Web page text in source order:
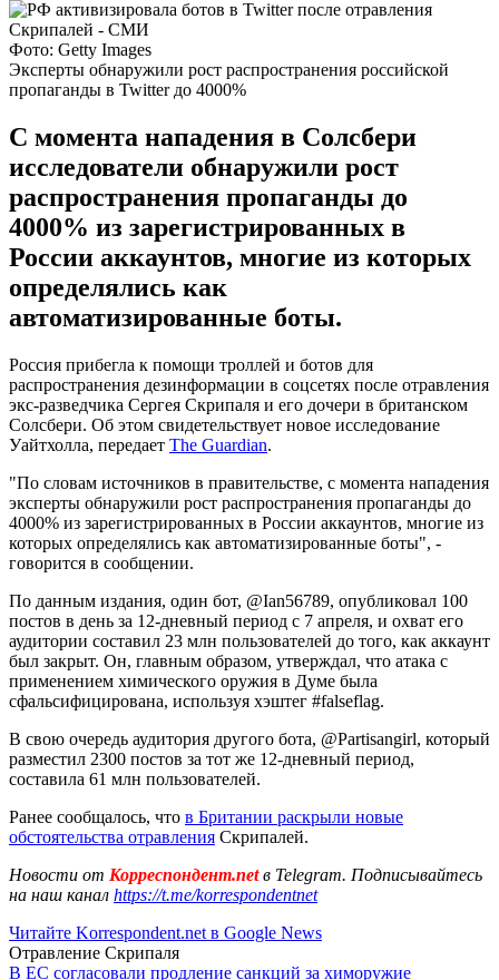
Фото: Getty Images
Эксперты обнаружили рост распространения российской
пропаганды в Twitter до 4000%
С момента нападения в Солсбери
исследователи обнаружили рост
распространения пропаганды до
4000% из зарегистрированных в
России аккаунтов, многие из которых
определялись как
автоматизированные боты.
Россия прибегла к помощи троллей и ботов для
распространения дезинформации в соцсетях после отравления
экс-разведчика Сергея Скрипаля и его дочери в британском
Солсбери. Об этом свидетельствует новое исследование
Уайтхолла, передает The Guardian.
"По словам источников в правительстве, с момента нападения
эксперты обнаружили рост распространения пропаганды до
4000% из зарегистрированных в России аккаунтов, многие из
которых определялись как автоматизированные боты", -
говорится в сообщении.
По данным издания, один бот, @Ian56789, опубликовал 100
постов в день за 12-дневный период с 7 апреля, и охват его
аудитории составил 23 млн пользователей до того, как аккаунт
был закрыт. Он, главным образом, утверждал, что атака с
применением химического оружия в Думе была
сфальсифицирована, используя хэштег #falseflag.
В свою очередь аудитория другого бота, @Partisangirl, который
разместил 2300 постов за тот же 12-дневный период,
составила 61 млн пользователей.
Ранее сообщалось, что в Британии раскрыли новые
обстоятельства отравления Скрипалей.
Новости от Корреспондент.netв Telegram. Подписывайтесь
на наш канал https://t.me/korrespondentnet
Читайте Korrespondent.net в Google News
Отравление Скрипаля
В ЕС согласовали продление санкций за химоружие